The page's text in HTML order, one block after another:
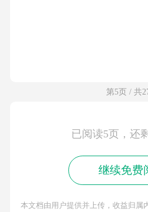
第5页 / 共
已阅读5页，还
继续免费
本文档由用户提供并上传，收益归属